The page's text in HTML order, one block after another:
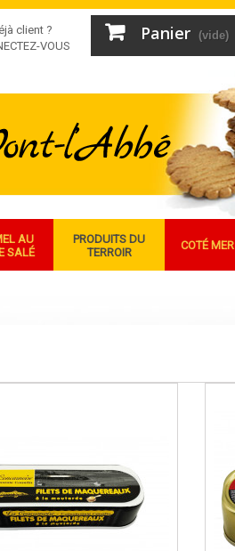
client ?
VOUS
Panier (vide)
AU
SALÉ
PRODUITS DU
TERROIR
COTÉ MER